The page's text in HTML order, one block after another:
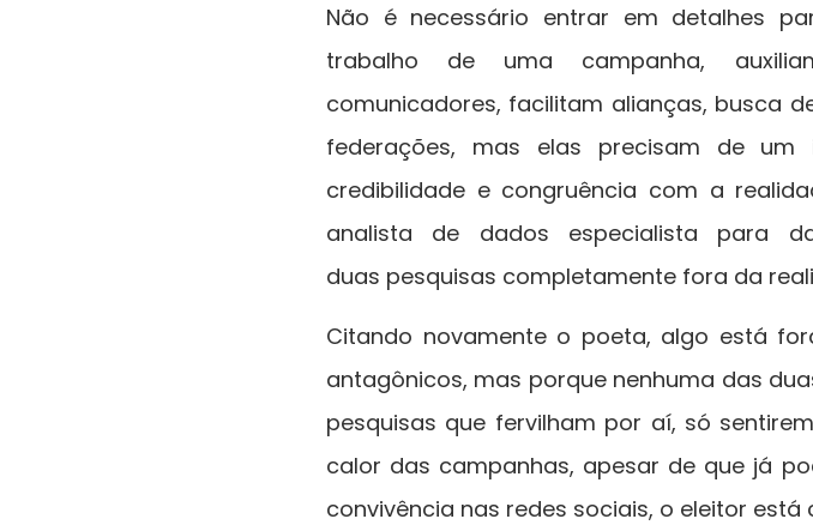
Não é necessário entrar em detalhes
trabalho de uma campanha,
comunicadores, facilitam alianças, busca
federações, mas elas precisam de um
credibilidade e congruência com a
analista de dados especialista para
duas pesquisas completamente fora da
Citando novamente o poeta, algo está
antagônicos, mas porque nenhuma das
pesquisas que fervilham por aí, só
calor das campanhas, apesar de que já
convivência nas redes sociais, o eleitor